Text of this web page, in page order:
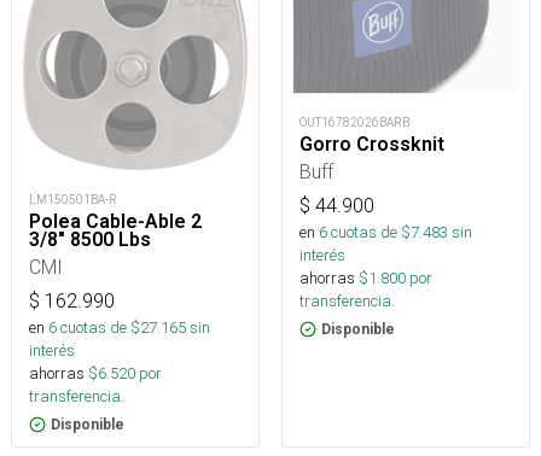
LM150501BA-R
Polea Cable-Able 2
3/8" 8500 Lbs
CMI
$ 162.990
en 6cuotas de $27.165sin
interés
ahorras $6.520 por
transferencia.
Disponible
OUT16782026BARB
Gorro Crossknit
Buff
$ 44.900
en 6cuotas de $7.483 sin
interés
ahorras $1.800 por
transferencia.
Disponible